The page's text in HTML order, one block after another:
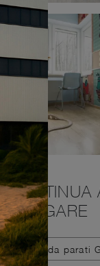
CONTINUA
NAVIGARE
Carta da parati